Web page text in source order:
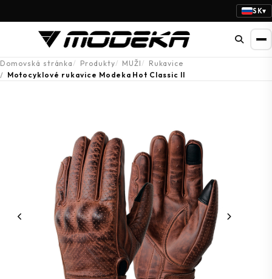
SK▾
Domovská stránka Produkty MUŽI
Rukavice
Motocyklové rukavice Modeka Hot Classic II